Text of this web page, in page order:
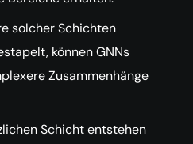
solcher Schichten
können GNNs
Zusammenhänge
Schicht entstehen